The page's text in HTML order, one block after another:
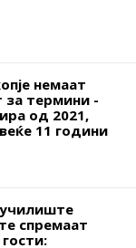
немаат
за термини -
од 2021,
11 години
училиште
спремаат